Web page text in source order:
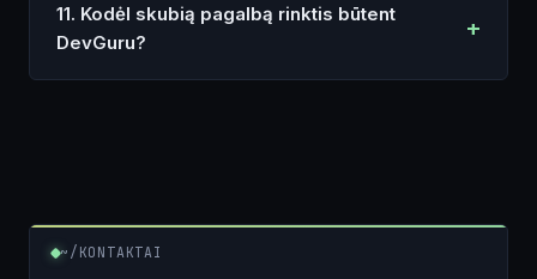
11. Kodėl skubią pagalbą rinktis būtent
DevGuru?
~/KONTAKTAI